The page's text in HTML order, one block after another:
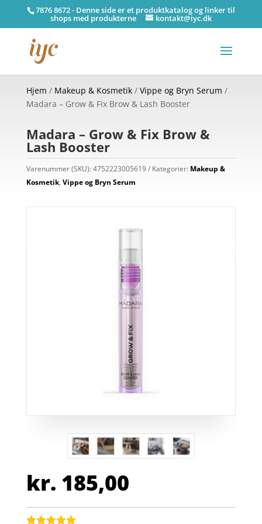
7876 8672 - Denne side er et produktkatalog og linker til
shops med produkterne kontakt@iyc.dk
Hjem / Makeup & Kosmetik/ Vippe og Bryn Serum /
Madara – Grow & Fix Brow & Lash Booster
Madara – Grow & Fix Brow &
Lash Booster
Varenummer (SKU):4752223005619 Kategorier: Makeup &
Kosmetik, Vippe og Bryn Serum
kr. 185,00